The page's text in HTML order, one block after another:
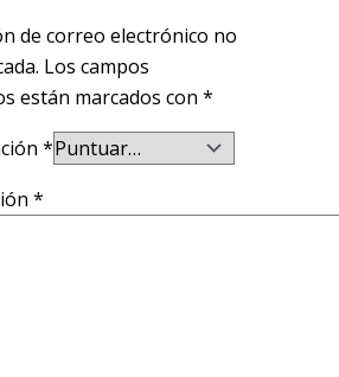
de correo electrónico no
Los campos
están marcados con *
*
*